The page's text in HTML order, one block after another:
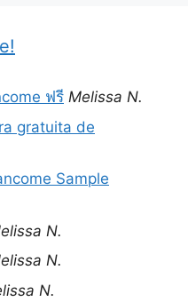
ฟรี Melissa N.
gratuita de
Sample
N.
N.
N.